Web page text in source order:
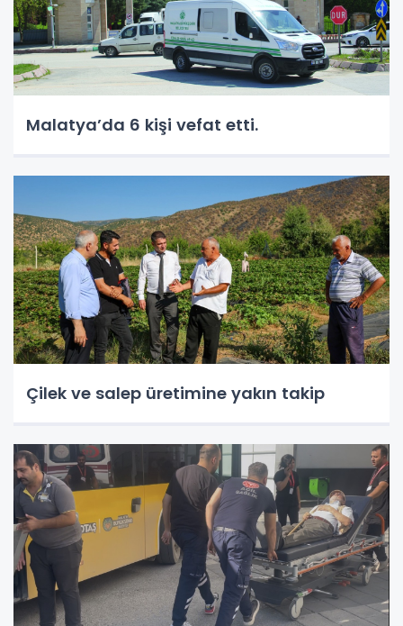
Malatya’da 6 kişi vefat etti.
Çilek ve salep üretimine yakın takip